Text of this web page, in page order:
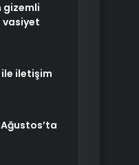
gizemli
vasiyet
ile iletişim